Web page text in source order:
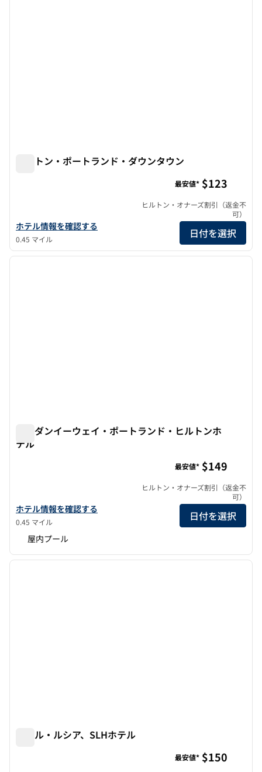
ヒルトン・ポートランド・ダウンタウン
ヒルトン・ポートランド・ダウンタウンのホテルの詳細を見る
ホテル情報を確認する
0.45 マイル
最安値* $123
ヒルトン・オナーズ割引（返金不
可）
日付を選択
1/12
1/12
次の
ザ・ダンイーウェイ・ポートランド・ヒルトンホ
テル
ザ・デュニウェイ・ポートランド・ヒルトンの詳細を見る
ホテル情報を確認する
0.45 マイル
最安値* $149
ヒルトン・オナーズ割引（返金不
可）
日付を選択
屋内プール
1/10
1/10
次の
ホテル・ルシア、SLHホテル
最安値* $150